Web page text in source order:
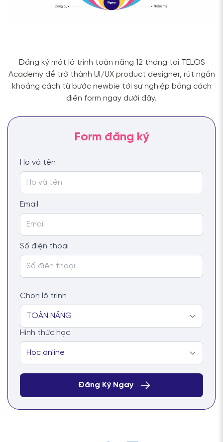
Đăng ký một lộ trình toàn năng 12 tháng tại TELOS
Academy để trở thành UI/UX product designer, rút ngắn
khoảng cách từ bước newbie tới sự nghiệp bằng cách
điền form ngay dưới đây.
Họ và tên
Email
Số điện thoại
Chọn lộ trình
Hình thức học